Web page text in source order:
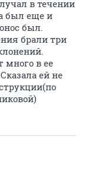
в течении
был еще и
был.
брали три
много в ее
ей не